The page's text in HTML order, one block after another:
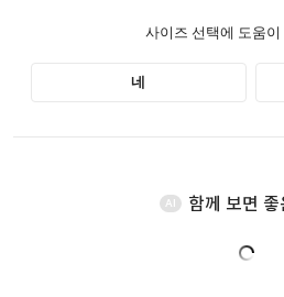
AI 함께 보면 좋